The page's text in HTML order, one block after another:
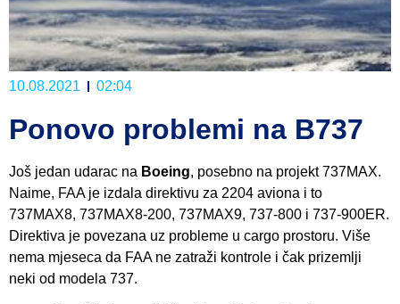
10.08.2021 02:04
Ponovo problemi na B737
Još jedan udarac na Boeing, posebno na projekt 737MAX.
Naime, FAA je izdala direktivu za 2204 aviona i to
737MAX8, 737MAX8-200, 737MAX9, 737-800 i 737-900ER.
Direktiva je povezana uz probleme u cargo prostoru. Više
nema mjeseca da FAA ne zatraži kontrole i čak prizemlji
neki od modela 737.